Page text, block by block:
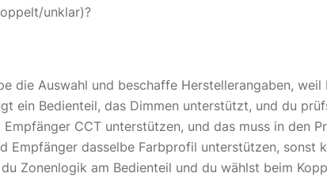
unklar)?
die Auswahl und beschaffe Herstellerangaben,
ein Bedienteil, das Dimmen unterstützt, und du
CCT unterstützen, und das muss in den
Empfänger dasselbe Farbprofil unterstützen, sonst
Zonenlogik am Bedienteil und du wählst beim